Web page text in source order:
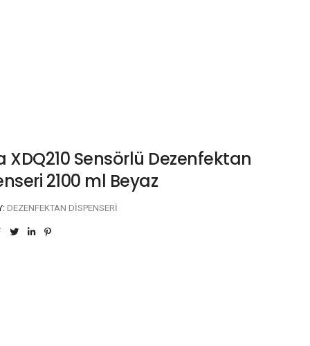
XDQ210 Sensörlü Dezenfektan
2100 ml Beyaz
DEZENFEKTAN DISPENSERI